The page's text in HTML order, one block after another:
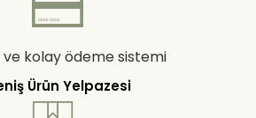
ve kolay ödeme sistemi
Ürün Yelpazesi